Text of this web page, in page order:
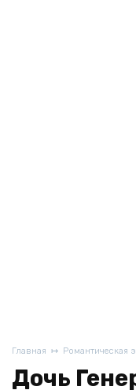
Главная Романтическая
Дочь